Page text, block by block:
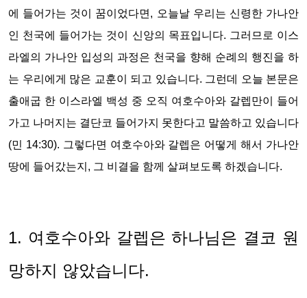
에 들어가는 것이 꿈이었다면, 오늘날 우리는 신령한 가나안
인 천국에 들어가는 것이 신앙의 목표입니다. 그러므로 이스
라엘의 가나안 입성의 과정은 천국을 향해 순례의 행진을 하
는 우리에게 많은 교훈이 되고 있습니다. 그런데 오늘 본문은
출애굽 한 이스라엘 백성 중 오직 여호수아와 갈렙만이 들어
가고 나머지는 결단코 들어가지 못한다고 말씀하고 있습니다
(민 14:30). 그렇다면 여호수아와 갈렙은 어떻게 해서 가나안
땅에 들어갔는지, 그 비결을 함께 살펴보도록 하겠습니다.
1. 여호수아와 갈렙은 하나님은 결코 원
망하지 않았습니다.